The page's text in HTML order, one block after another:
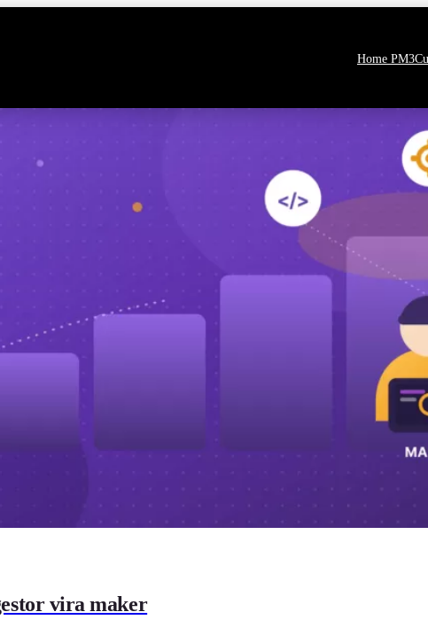
Home PM3
vira maker